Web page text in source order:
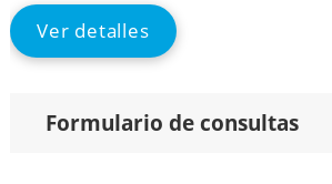
Ver detalles
Formulario de consultas